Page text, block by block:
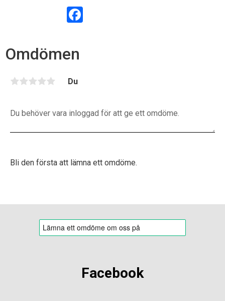
Omdömen
Du
Bli den första att lämna ett omdöme.
Facebook